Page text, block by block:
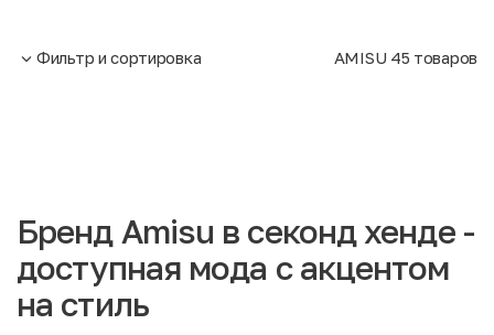
Фильтр и сортировка AMISU 45 товаров
Бренд Amisu в секонд хенде -
доступная мода с акцентом
на стиль